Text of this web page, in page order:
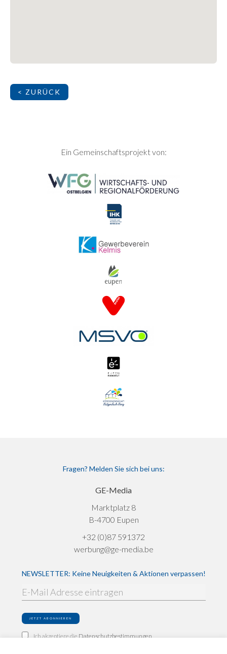
< ZURÜCK
SEITENFUSSEin Gemeinschaftsprojekt von:
Fragen? Melden Sie sich bei uns:
GE-Media
Marktplatz 8
B-4700 Eupen
+32 (0)87 591372
werbung@ge-media.be
NEWSLETTER: Keine Neuigkeiten & Aktionen verpassen!
Ich akzeptiere die Datenschutzbestimmungen